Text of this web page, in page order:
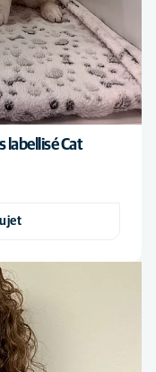
labellisé Cat